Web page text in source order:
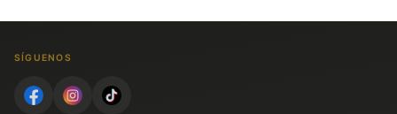
SÍGUENOS